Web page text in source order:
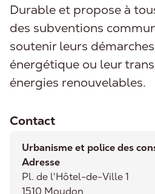
Durable et propose à
des subventions
soutenir leurs
énergétique ou leur
énergies renouvelables.
Contact
Urbanisme et police des
Adresse
Pl. de l'Hôtel-de-Ville 1
1510 Moudon